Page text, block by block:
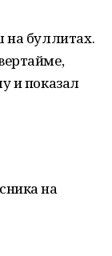
на буллитах.
и показал
на